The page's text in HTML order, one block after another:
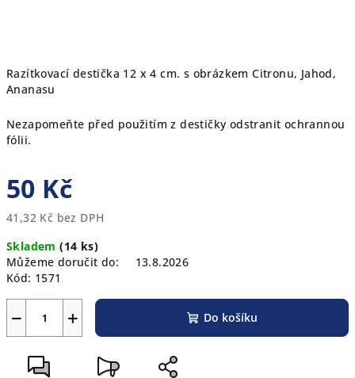
Razítkovací destička 12 x 4 cm. s obrázkem Citronu, Jahod,
Ananasu
Nezapomeňte před použitím z destičky odstranit ochrannou
fólii.
50 Kč
41,32 Kč bez DPH
cena:
Skladem(14 ks)
Můžeme doručit do:
13.8.2026
Kód: 1571
+
− Do košíku